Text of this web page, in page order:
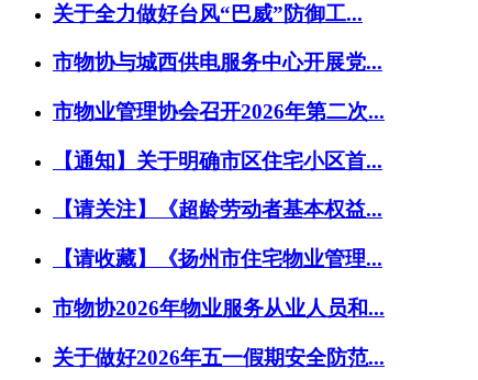
关于全力做好台风“巴威”防御工...
市物协与城西供电服务中心开展党...
市物业管理协会召开2026年第二次...
【通知】关于明确市区住宅小区首...
【请关注】《超龄劳动者基本权益...
【请收藏】《扬州市住宅物业管理...
市物协2026年物业服务从业人员和...
关于做好2026年五一假期安全防范...